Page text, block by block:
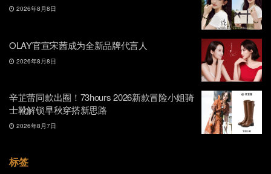
2026年8月8日
OLAY官宣宋茜成为全新品牌代言人
2026年8月8日
辛芷蕾同款出圈！73hours 2026新款冒险小姐骑
士靴解锁早秋穿搭新思路
2026年8月7日
标签